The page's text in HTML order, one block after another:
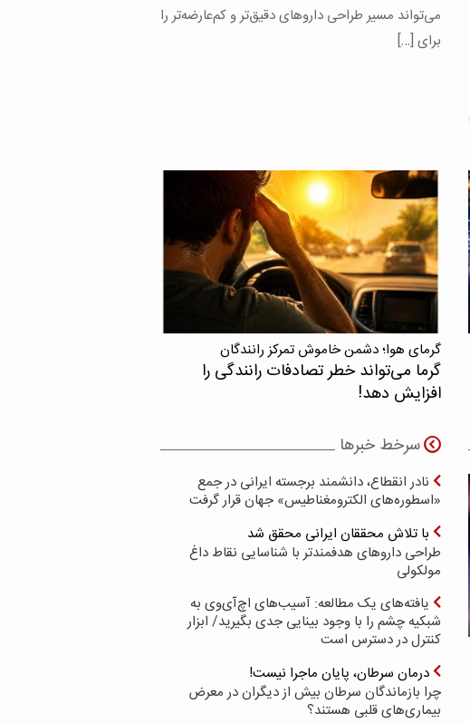
می‌تواند مسیر طراحی داروهای دقیق‌تر و کم‌عارضه‌تر را
برای […]
گرمای هوا؛ دشمن خاموش تمرکز رانندگان
گرما می‌تواند خطر تصادفات رانندگی را
افزایش دهد!
سرخط خبرها
نادر انقطاع، دانشمند برجسته ایرانی در جمع
«اسطوره‌های الکترومغناطیس» جهان قرار گرفت
با تلاش محققان ایرانی محقق شد
طراحی داروهای هدفمندتر با شناسایی نقاط داغ
مولکولی
یافته‌های یک مطالعه: آسیب‌های اچ‌آی‌وی به
شبکیه چشم را با وجود بینایی جدی بگیرید/ ابزار
کنترل در دسترس است
درمان سرطان، پایان ماجرا نیست!
چرا بازماندگان سرطان بیش از دیگران در معرض
بیماری‌های قلبی هستند؟